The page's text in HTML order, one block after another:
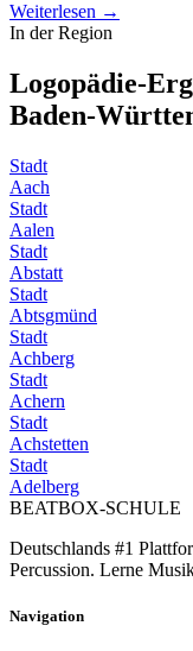
Weiterlesen →
In der Region
Logopädie-
Baden-
Stadt
Aach
Stadt
Aalen
Stadt
Abstatt
Stadt
Abtsgmünd
Stadt
Achberg
Stadt
Achern
Stadt
Achstetten
Stadt
Adelberg
BEATBOX-SCHULE
Deutschlands #1
Percussion. Lerne
Navigation